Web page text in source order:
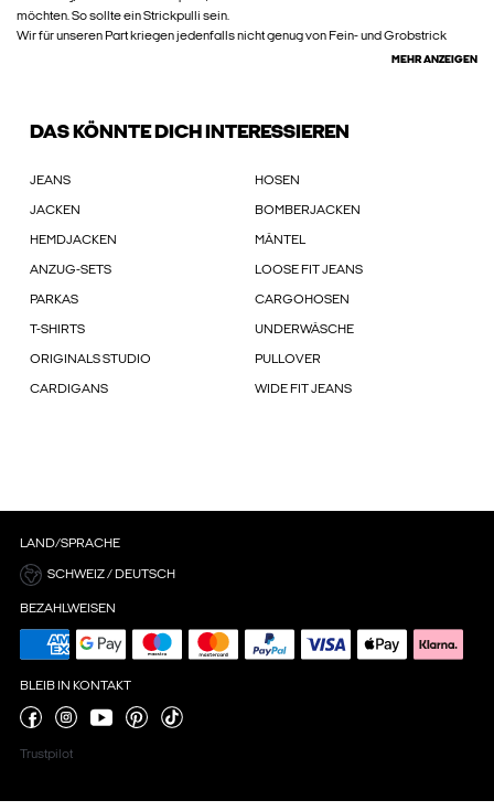
möchten. So sollte ein Strickpulli sein.
Wir für unseren Part kriegen jedenfalls nicht genug von Fein- und Grobstrick
MEHR ANZEIGEN
DAS KÖNNTE DICH INTERESSIEREN
JEANS HOSEN
JACKEN BOMBERJACKEN
HEMDJACKEN MÄNTEL
ANZUG-SETS LOOSE FIT JEANS
PARKAS CARGOHOSEN
T-SHIRTS UNDERWÄSCHE
ORIGINALS STUDIO PULLOVER
CARDIGANS WIDE FIT JEANS
LAND/SPRACHE
SCHWEIZ / DEUTSCH
BEZAHLWEISEN
BLEIB IN KONTAKT
Trustpilot